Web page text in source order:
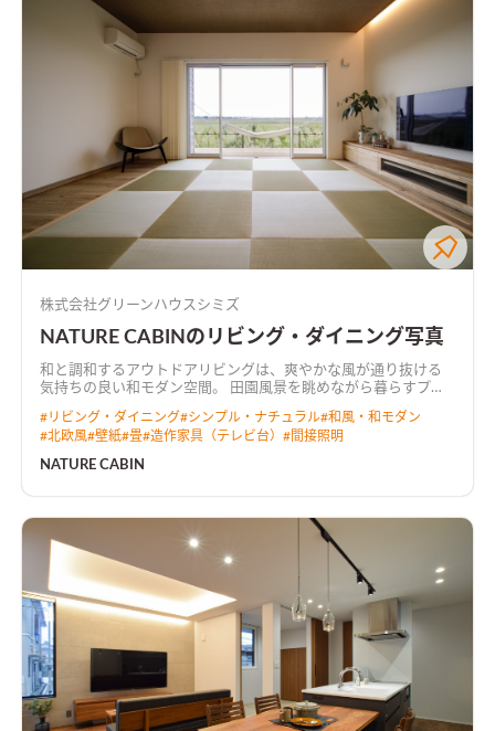
株式会社グリーンハウスシミズ
NATURE CABINのリビング・ダイニング写真
和と調和するアウトドアリビングは、爽やかな風が通り抜ける
気持ちの良い和モダン空間。 田園風景を眺めながら暮らすプラ
#リビング・ダイニング#シンプル・ナチュラル#和風・和モダン
#北欧風#壁紙#畳#造作家具（テレビ台） #間接照明
NATURE CABIN